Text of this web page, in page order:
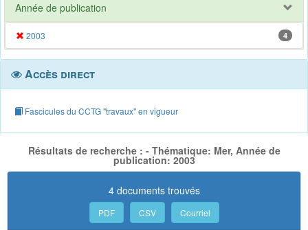
Année de publication
2003 4
Accès direct
Fascicules du CCTG "travaux" en vigueur
Résultats de recherche : - Thématique: Mer, Année de
publication: 2003
4 documents trouvés
PDF CSV Courriel